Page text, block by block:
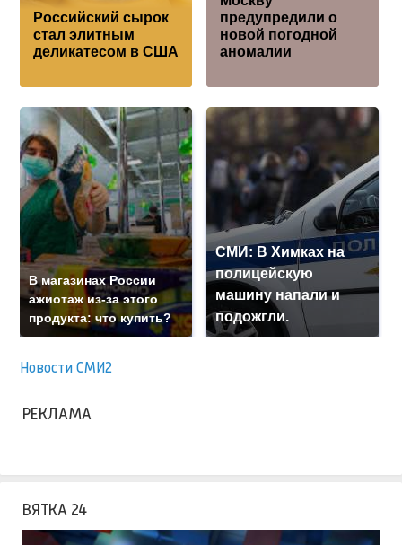
Российский сырок
стал элитным
деликатесом в США
предупредили о
новой погодной
аномалии
В магазинах России
ажиотаж из-за этого
продукта: что купить?
СМИ: В Химках на
полицейскую
машину напали и
подожгли.
Новости СМИ2
РЕКЛАМА
ВЯТКА 24